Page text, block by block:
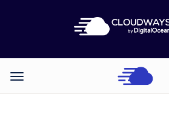
Categories